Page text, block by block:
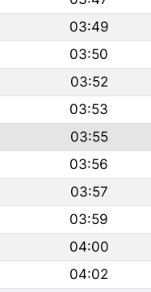
03:49
03:50
03:52
03:53
03:55
03:56
03:57
03:59
04:00
04:02